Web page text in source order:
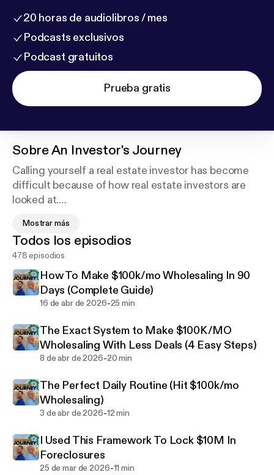
20 horas de audiolibros / mes
Podcasts exclusivos
Podcast gratuitos
Prueba gratis
SobreAn Investor's Journey
Calling yourself a real estate investor has become
difficult because of how real estate investors are
looked at.
We want to make it so you can be proud of calling
yourself a real estate investor again.
This is why we're showing you how to invest in real
estate the RIGHT WAY.
by sharing our strategies, tactics, and lessons
learned.
Learn everything related to Single Family
Residencial:
⚡ Marketing for real estate leads
⚡ Negotiating with sellers
⚡ Understanding what a real estate deal looks like
⚡ Managing renovations
⚡ Flipping houses
Mostrar más
Todos los episodios
478 episodios
How To Make $100k/mo Wholesaling In 90
Days (Complete Guide)
16 de abr de 2026-25 min
The Exact System to Make $100K/MO
Wholesaling With Less Deals (4 Easy Steps)
8 de abr de 2026-20 min
The Perfect Daily Routine (Hit $100k/mo
Wholesaling)
3 de abr de 2026-12 min
I Used This Framework To Lock $10M In
Foreclosures
25 de mar de 2026-11 min